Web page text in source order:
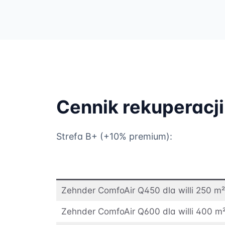
Cennik
Strefa B+ (+10% premium):
Zehnder ComfoAir Q450 dla willi 250
Zehnder ComfoAir Q600 dla willi 400